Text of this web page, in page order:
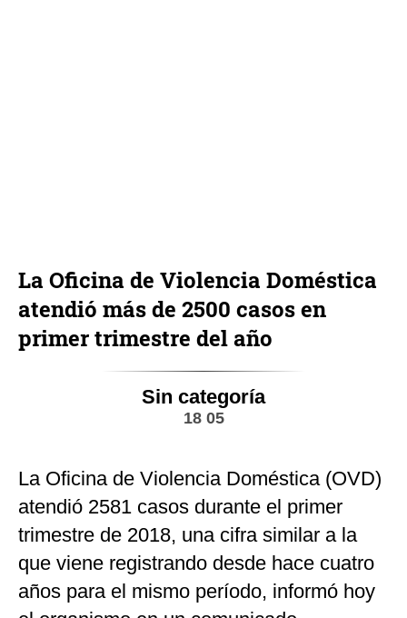
La Oficina de Violencia Doméstica
atendió más de 2500 casos en
primer trimestre del año
Sin categoría
18 05
La Oficina de Violencia Doméstica (OVD)
atendió 2581 casos durante el primer
trimestre de 2018, una cifra similar a la
que viene registrando desde hace cuatro
años para el mismo período, informó hoy